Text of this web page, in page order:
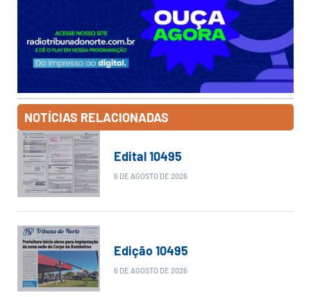
NOTÍCIAS RELACIONADAS
Edital 10495
6 DE AGOSTO DE 2026
Edição 10495
6 DE AGOSTO DE 2026